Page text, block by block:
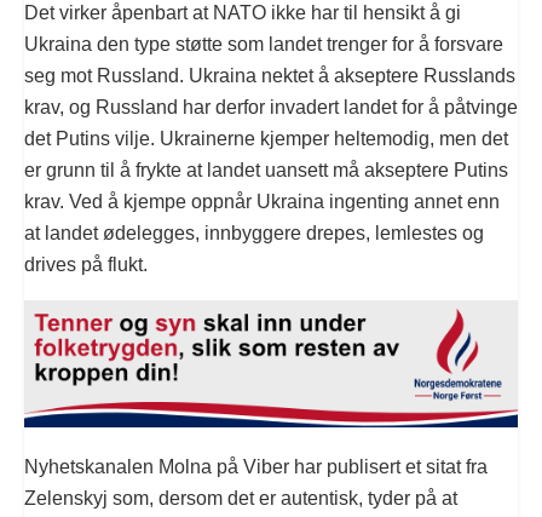
Det virker åpenbart at NATO ikke har til hensikt å gi
Ukraina den type støtte som landet trenger for å forsvare
seg mot Russland. Ukraina nektet å akseptere Russlands
krav, og Russland har derfor invadert landet for å påtvinge
det Putins vilje. Ukrainerne kjemper heltemodig, men det
er grunn til å frykte at landet uansett må akseptere Putins
krav. Ved å kjempe oppnår Ukraina ingenting annet enn
at landet ødelegges, innbyggere drepes, lemlestes og
drives på flukt.
Nyhetskanalen Molna på Viber har publisert et sitat fra
Zelenskyj som, dersom det er autentisk, tyder på at